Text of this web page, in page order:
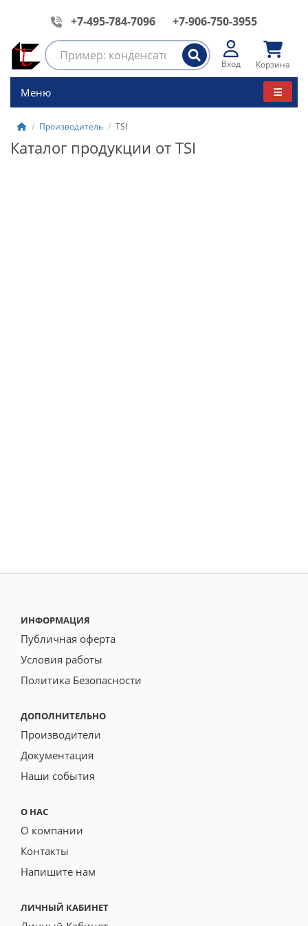
+7-495-784-7096 +7-906-750-3955
Вход Корзина
Меню
Производитель TSI
Каталог продукции от TSI
ИНФОРМАЦИЯ
Публичная оферта
Условия работы
Политика Безопасности
ДОПОЛНИТЕЛЬНО
Производители
Документация
Наши события
О НАС
О компании
Контакты
Напишите нам
ЛИЧНЫЙ КАБИНЕТ